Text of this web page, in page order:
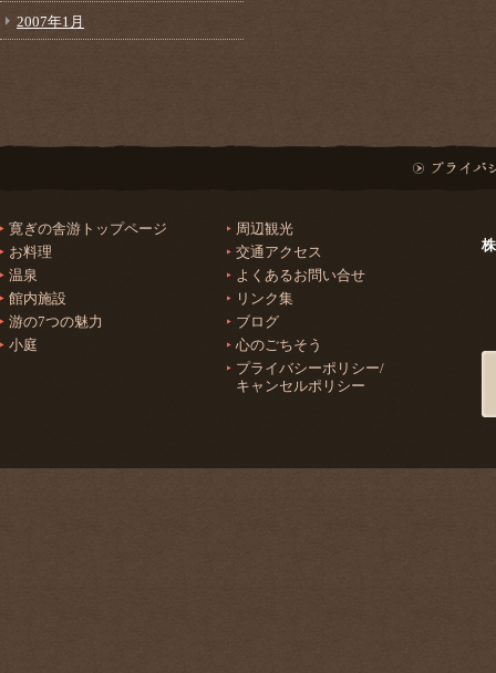
2007年1月
寛ぎの舎游トップページ
お料理
温泉
館内施設
游の7つの魅力
小庭
周辺観光
交通アクセス
よくあるお問い合せ
リンク集
ブログ
心のごちそう
プライバシーポリシー/
キャンセルポリシー